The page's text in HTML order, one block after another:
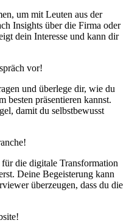
um mit Leuten aus der
Insights über die Firma oder
dein Interesse und kann dir
vor!
und überlege dir, wie du
besten präsentieren kannst.
damit du selbstbewusst
die digitale Transformation
Deine Begeisterung kann
überzeugen, dass du die